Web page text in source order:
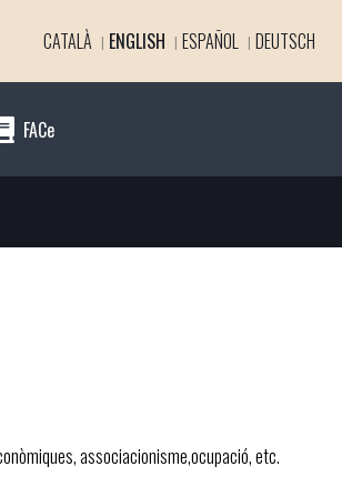
CATALÀ ENGLISH ESPAÑOL DEUTSCH
FACe
associacionisme,ocupació, etc.